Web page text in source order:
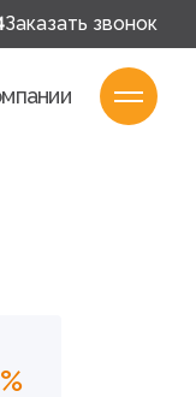
Заказать звонок